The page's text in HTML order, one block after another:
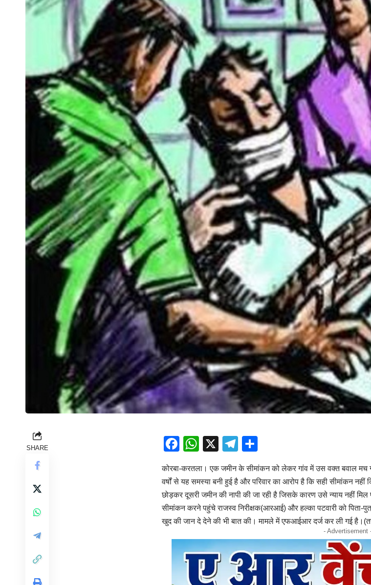
SHARE Facebook
WhatsApp
X Telegram
कोरबा-करतला। एक जमीन के सीमांकन को लेकर गांव में उस वक्त बवाल मच
वर्षों से यह समस्या बनी हुई है और परिवार का आरोप है कि सही सीमांकन
छोड़कर दूसरी जमीन की नापी की जा रही है जिसके कारण उसे न्याय नहीं
सीमांकन करने पहुंचे राजस्व निरीक्षक(आरआई) और हल्का पटवारी को पिता-
खुद की जान दे देने की भी बात की। मामले में एफआईआर दर्ज कर ली गई
- Advertisement